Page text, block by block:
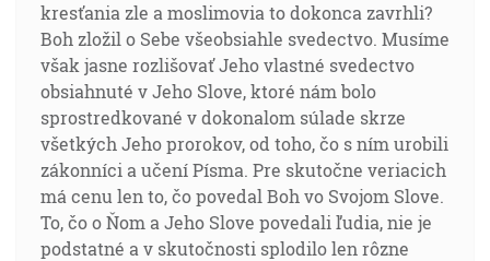
kresťania zle a moslimovia to dokonca zavrhli?
Boh zložil o Sebe všeobsiahle svedectvo. Musíme
však jasne rozlišovať Jeho vlastné svedectvo
obsiahnuté v Jeho Slove, ktoré nám bolo
sprostredkované v dokonalom súlade skrze
všetkých Jeho prorokov, od toho, čo s ním urobili
zákonníci a učení Písma. Pre skutočne veriacich
má cenu len to, čo povedal Boh vo Svojom Slove.
To, čo o Ňom a Jeho Slove povedali ľudia, nie je
podstatné a v skutočnosti splodilo len rôzne